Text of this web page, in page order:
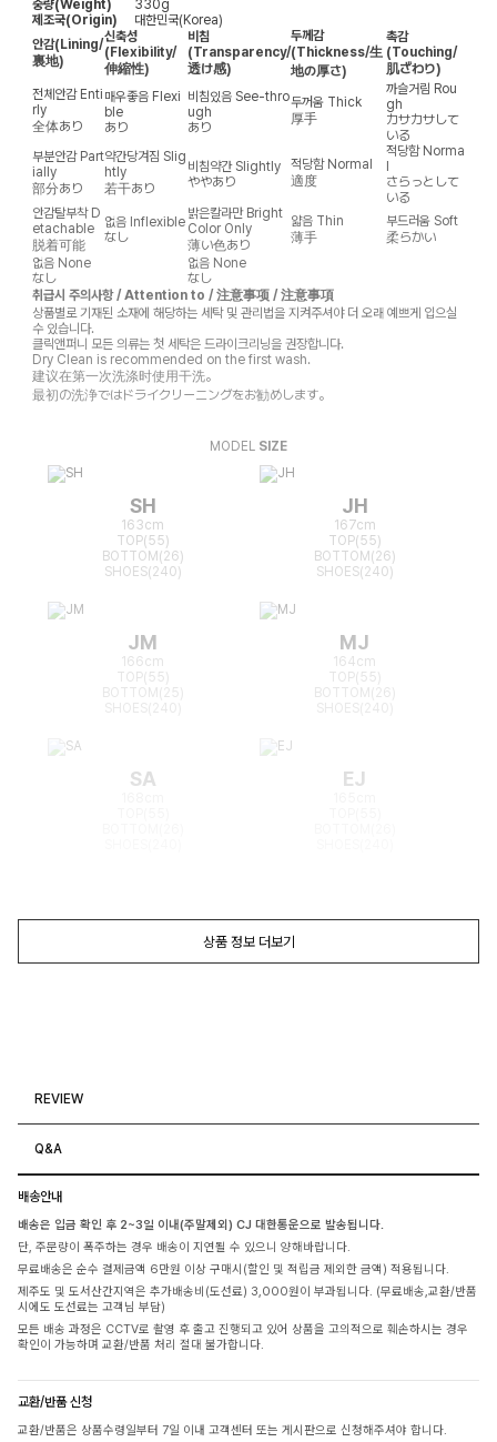
중량(Weight)
330g
제조국(Origin)
대한민국(Korea)
안감(Lining/
裏地)
신축성
(Flexibility/
伸縮性)
비침
(Transparency/
透け感)
두께감
(Thickness/生
地の厚さ)
촉감
(Touching/
肌ざわり)
전체안감 Enti
rly
全体あり
매우좋음 Flexi
ble
あり
비침있음 See-thro
ugh
あり
두꺼움 Thick
厚手
까슬거림 Rou
gh
カサカサして
いる
부분안감 Part
ially
部分あり
약간당겨짐 Slig
htly
若干あり
비침약간 Slightly
ややあり
적당함 Normal
適度
적당함 Norma
さらっとして
いる
안감탈부착 D
etachable
脱着可能
없음 Inflexible
なし
밝은칼라만 Bright
Color Only
薄い色あり
얇음 Thin
薄手
부드러움 Soft
柔らかい
없음 None
なし
없음 None
なし
취급시 주의사항 / Attention to / 注意事项 / 注意事項
상품별로 기재된 소재에 해당하는 세탁 및 관리법을 지켜주셔야 더 오래 예쁘게 입으실
수 있습니다.
클릭앤퍼니 모든 의류는 첫 세탁은 드라이크리닝을 권장합니다.
Dry Clean is recommended on the first wash.
建议在第一次洗涤时使用干洗。
最初の洗浄ではドライクリーニングをお勧めします。
MODEL SIZE
SH
163cm
TOP(55)
BOTTOM(26)
SHOES(240)
JH
167cm
TOP(55)
BOTTOM(26)
SHOES(240)
JM
166cm
TOP(55)
BOTTOM(25)
MJ
164cm
TOP(55)
BOTTOM(26)
SA EJ
상품 정보 더보기
REVIEW
Q&A
배송안내
배송은 입금 확인 후 2~3일 이내(주말제외) CJ 대한통운으로 발송됩니다.
단, 주문량이 폭주하는 경우 배송이 지연될 수 있으니 양해바랍니다.
무료배송은 순수 결제금액 6만원 이상 구매시(할인 및 적립금 제외한 금액) 적용됩니다.
제주도 및 도서산간지역은 추가배송비(도선료) 3,000원이 부과됩니다. (무료배송,교환/반품
시에도 도선료는 고객님 부담)
모든 배송 과정은 CCTV로 촬영 후 출고 진행되고 있어 상품을 고의적으로 훼손하시는 경우
확인이 가능하며 교환/반품 처리 절대 불가합니다.
교환/반품 신청
교환/반품은 상품수령일부터 7일 이내 고객센터 또는 게시판으로 신청해주셔야 합니다.